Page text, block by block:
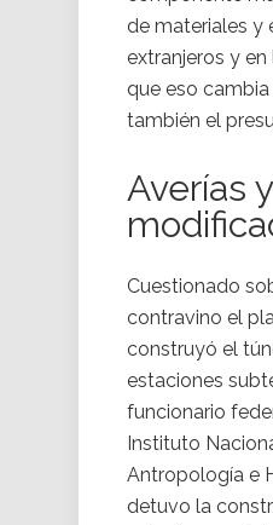
de materiales y
extranjeros y
que eso
también el
Averías
Cuestionado
contravino el
construyó el
estaciones
funcionario
Instituto
Antropología e
detuvo la